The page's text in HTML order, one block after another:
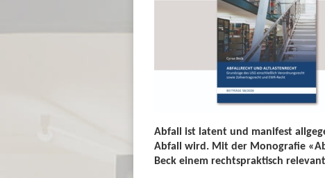
Abfall ist latent und manifest
Abfall wird. Mit der Monografie
Beck einem rechtspraktisch